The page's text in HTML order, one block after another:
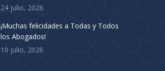
24 julio, 2026
¡Muchas felicidades a Todas y Todos
los Abogados!
10 julio, 2026